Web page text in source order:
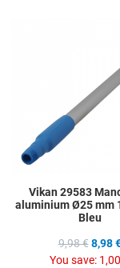
Vikan 29583
aluminium Ø25 mm
Bleu
9,98 € 8,98
You save: